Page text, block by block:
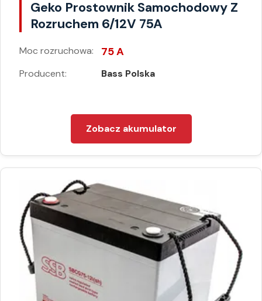
Geko Prostownik Samochodowy Z
Rozruchem 6/12V 75A
Moc rozruchowa: 75 A
Producent: Bass Polska
Zobacz akumulator